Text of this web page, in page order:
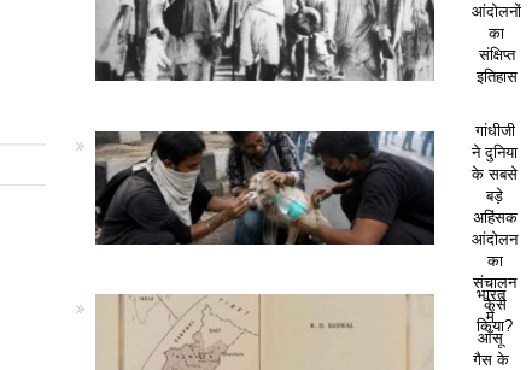
आंदोलनों
का
संक्षिप्त
इतिहास
गांधीजी
ने दुनिया
के सबसे
बड़े
अहिंसक
आंदोलन
का
संचालन
कैसे
किया?
भारत
में
आँसू
गैस के